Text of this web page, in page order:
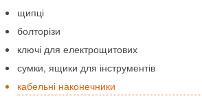
щипці
болторізи
ключі для електрощитових
сумки, ящики для інструментів
кабельні наконечники